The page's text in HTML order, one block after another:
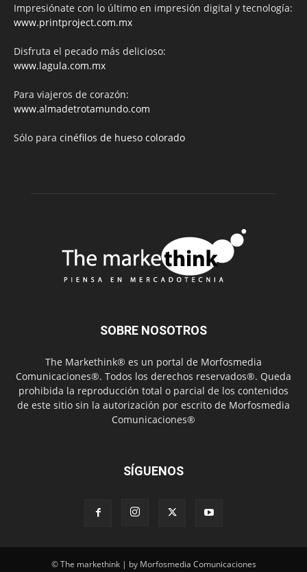
Impresiónate con lo último en impresión digital y tecnología:
www.printproject.com.mx
Disfruta el pecado más delicioso:
www.lagula.com.mx
Para viajeros de corazón:
www.almadetrotamundo.com
Sólo para cinéfilos de hueso colorado
SOBRE NOSOTROS
The Markethink® es un portal de Morfosmedia
Comunicaciones®. Todos los derechos reservados®. Queda
prohibida la reproducción total o parcial de los contenidos
de este sitio sin la autorización por escrito de Morfosmedia
Comunicaciones®
SÍGUENOS
© The markethink | by Morfosmedia Comunicaciones